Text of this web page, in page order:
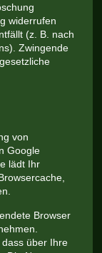
widerrufen
(z. B. nach
Zwingende
von
Google
lädt Ihr
Browser
über Ihre